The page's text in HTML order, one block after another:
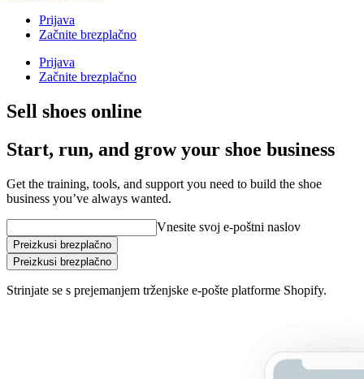
Prijava
Začnite brezplačno
Prijava
Začnite brezplačno
Sell shoes online
Start, run, and grow your shoe business
Get the training, tools, and support you need to build the shoe
business you’ve always wanted.
Vnesite svoj e-poštni naslov
Preizkusi brezplačno
Preizkusi brezplačno
Strinjate se s prejemanjem trženjske e-pošte platforme Shopify.